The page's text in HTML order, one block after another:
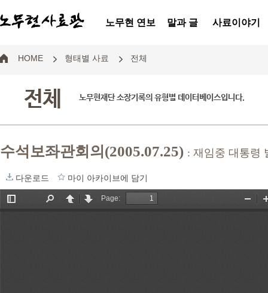
노무현 연보 말과 글 사료이야기
HOME 형태별 사료 전체
전체 노무현재단 소장기록의 유형별 데이터베이스입니다.
수석보좌관회의(2005.07.25) : 재임중 대통령
다운로드 마이 아카이브에 담기